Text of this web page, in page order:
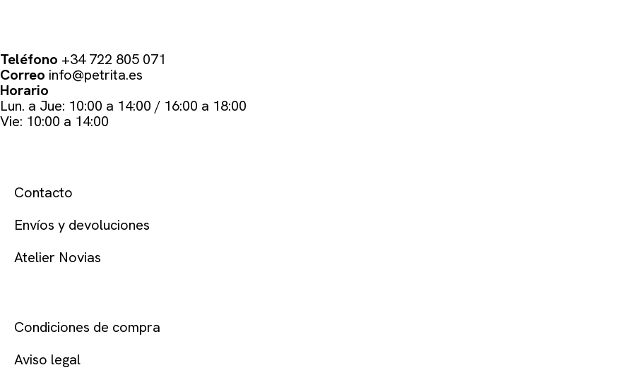
Teléfono +34 722 805 071
Correo info@petrita.es
Horario
Lun. a Jue: 10:00 a 14:00 / 16:00 a 18:00
Vie: 10:00 a 14:00
Contacto
Envíos y devoluciones
Atelier Novias
Condiciones de compra
Aviso legal